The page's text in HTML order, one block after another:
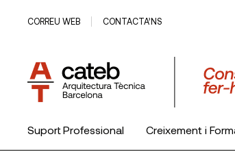
CORREU WEB CONTACTA’NS
Suport Professional Creixement i